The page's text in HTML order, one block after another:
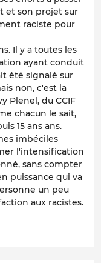
et son projet sur
raciste pour
Il y a toutes les
ayant conduit
été signalé sur
non, c'est la
Plenel, du CCIF
chacun le sait,
15 ans ans.
imbéciles
l'intensification
sans compter
puissance qui va
un peu
aux racistes.